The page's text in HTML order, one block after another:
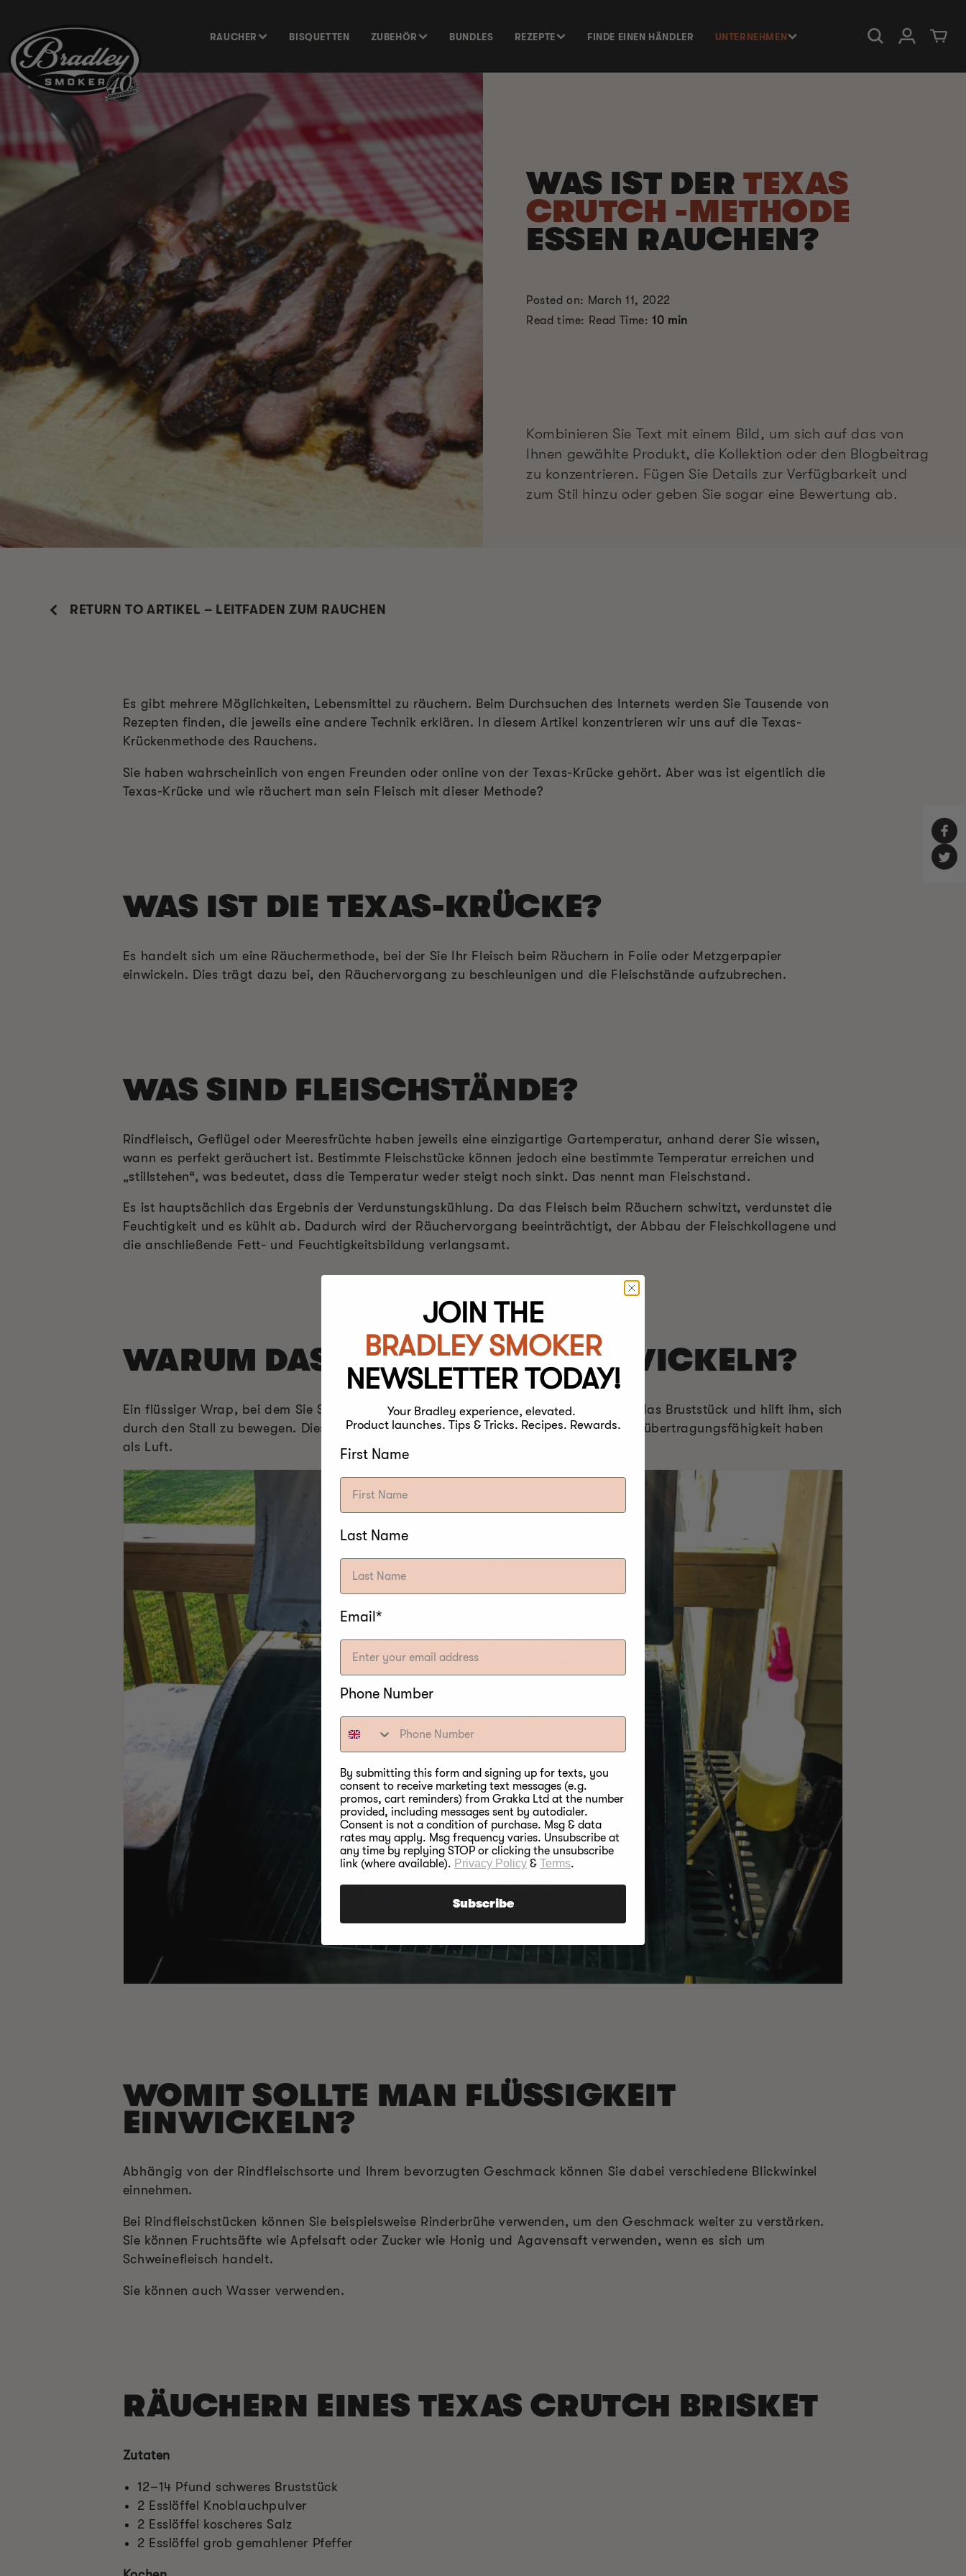
INHALT
RAUCHER BISQUETTEN ZUBEHÖR BUNDLES REZEPTE FINDE EINEN HÄNDLER UNTERNEHMEN EinloggenWarenkorb
WAS IST DERTEXAS
CRUTCH -METHODE
ESSEN RAUCHEN?
Posted on: March 11, 2022
Read time: Read Time:10 min
Kombinieren Sie Text mit einem Bild, um sich auf das von
Ihnen gewählte Produkt, die Kollektion oder den Blogbeitrag
zu konzentrieren. Fügen Sie Details zur Verfügbarkeit und
zum Stil hinzu oder geben Sie sogar eine Bewertung ab.
RETURN TO ARTIKEL – LEITFADEN ZUM RAUCHEN
Es gibt mehrere Möglichkeiten, Lebensmittel zu räuchern. Beim Durchsuchen des Internets werden Sie Tausende von
Rezepten finden, die jeweils eine andere Technik erklären. In diesem Artikel konzentrieren wir uns auf die Texas-
Krückenmethode des Rauchens.
Sie haben wahrscheinlich von engen Freunden oder online von der Texas-Krücke gehört. Aber was ist eigentlich die
Texas-Krücke und wie räuchert man sein Fleisch mit dieser Methode?
WAS IST DIE TEXAS-KRÜCKE?
Es handelt sich um eine Räuchermethode, bei der Sie Ihr Fleisch beim Räuchern in Folie oder Metzgerpapier
einwickeln. Dies trägt dazu bei, den Räuchervorgang zu beschleunigen und die Fleischstände aufzubrechen.
WAS SIND FLEISCHSTÄNDE?
Rindfleisch, Geflügel oder Meeresfrüchte haben jeweils eine einzigartige Gartemperatur, anhand derer Sie wissen,
wann es perfekt geräuchert ist. Bestimmte Fleischstücke können jedoch eine bestimmte Temperatur erreichen und
„stillstehen“, was bedeutet, dass die Temperatur weder steigt noch sinkt. Das nennt man Fleischstand.
Es ist hauptsächlich das Ergebnis der Verdunstungskühlung. Da das Fleisch beim Räuchern schwitzt, verdunstet die
Feuchtigkeit und es kühlt ab. Dadurch wird der Räuchervorgang beeinträchtigt, der Abbau der Fleischkollagene und
die anschließende Fett- und Feuchtigkeitsbildung verlangsamt.
WARUM DAS BRUSTSTÜCK EINWICKELN?
Ein flüssiger Wrap, bei dem Sie Saft, Zucker und Trockenreiben hinzufügen, schmort das Bruststück und hilft ihm, sich
durch den Stall zu bewegen. Dies liegt daran, dass Flüssigkeiten eine bessere Wärmeübertragungsfähigkeit haben
als Luft.
WOMIT SOLLTE MAN FLÜSSIGKEIT
EINWICKELN?
Abhängig von der Rindfleischsorte und Ihrem bevorzugten Geschmack können Sie dabei verschiedene Blickwinkel
einnehmen.
Bei Rindfleischstücken können Sie beispielsweise Rinderbrühe verwenden, um den Geschmack weiter zu verstärken.
Sie können Fruchtsäfte wie Apfelsaft oder Zucker wie Honig und Agavensaft verwenden, wenn es sich um
Schweinefleisch handelt.
Sie können auch Wasser verwenden.
RÄUCHERN EINES TEXAS CRUTCH BRISKET
Zutaten
12–14 Pfund schweres Bruststück
2 Esslöffel Knoblauchpulver
2 Esslöffel koscheres Salz
2 Esslöffel grob gemahlener Pfeffer
JOIN THE
BRADLEY SMOKER
NEWSLETTER TODAY!
Your Bradley experience, elevated.
Product launches. Tips & Tricks. Recipes. Rewards.
First Name
Last Name
Email*
Phone Number
By submitting this form and signing up for texts, you
consent to receive marketing text messages (e.g.
promos, cart reminders) from Grakka Ltd at the number
provided, including messages sent by autodialer.
Consent is not a condition of purchase. Msg & data
rates may apply. Msg frequency varies. Unsubscribe at
any time by replying STOP or clicking the unsubscribe
link (where available). Privacy Policy & Terms.
Subscribe